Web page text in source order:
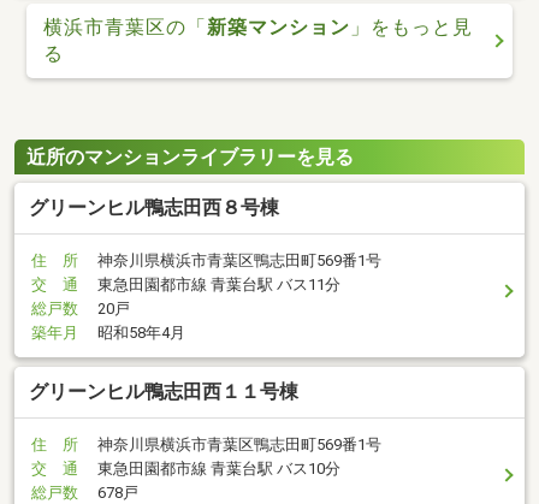
横浜市青葉区の「新築マンション 」をもっと見
る
近所のマンションライブラリーを見る
グリーンヒル鴨志田西８号棟
住 所
神奈川県横浜市青葉区鴨志田町569番1号
交 通
東急田園都市線 青葉台駅 バス11分
総戸数
20戸
築年月
昭和58年4月
グリーンヒル鴨志田西１１号棟
住 所
神奈川県横浜市青葉区鴨志田町569番1号
交 通
東急田園都市線 青葉台駅 バス10分
総戸数
678戸